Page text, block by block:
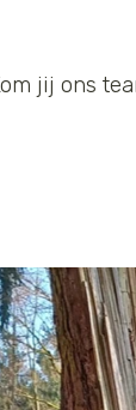
jij ons